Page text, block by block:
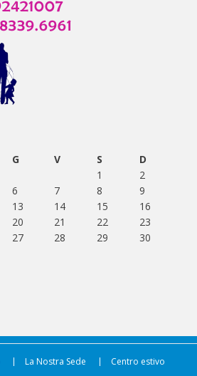
G V S
D
1
2
6 7 8
9
13 14 15
16
20 21 22
23
27 28 29
30
La Nostra Sede
Centro estivo